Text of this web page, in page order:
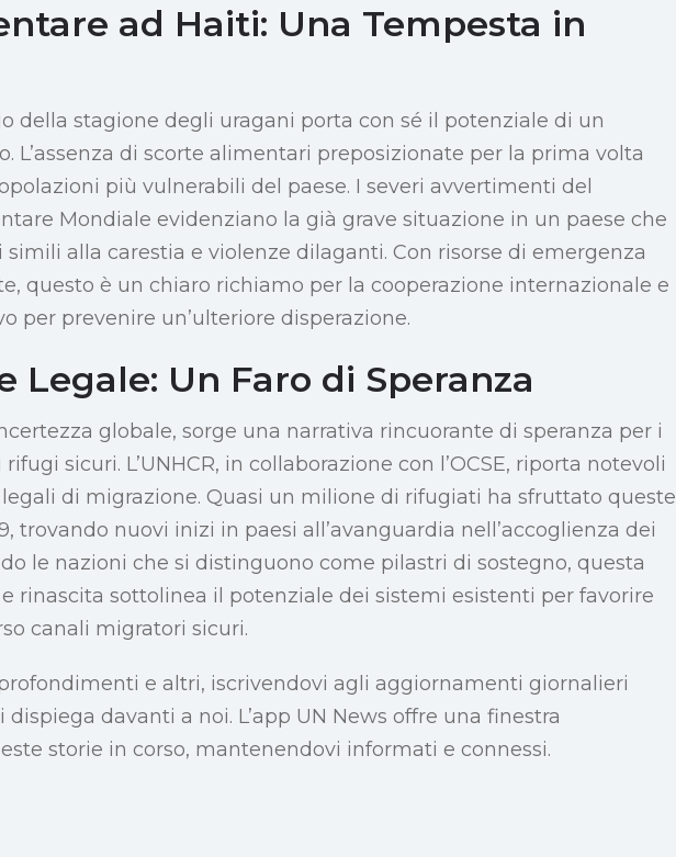
ad Haiti: Una Tempesta in
della stagione degli uragani porta con sé il potenziale di un
L’assenza di scorte alimentari preposizionate per la prima volta
più vulnerabili del paese. I severi avvertimenti del
Mondiale evidenziano la già grave situazione in un paese che
alla carestia e violenze dilaganti. Con risorse di emergenza
questo è un chiaro richiamo per la cooperazione internazionale e
per prevenire un’ulteriore disperazione.
Legale: Un Faro di Speranza
globale, sorge una narrativa rincuorante di speranza per i
sicuri. L’UNHCR, in collaborazione con l’OCSE, riporta notevoli
di migrazione. Quasi un milione di rifugiati ha sfruttato queste
trovando nuovi inizi in paesi all’avanguardia nell’accoglienza dei
le nazioni che si distinguono come pilastri di sostegno, questa
rinascita sottolinea il potenziale dei sistemi esistenti per favorire
canali migratori sicuri.
e altri, iscrivendovi agli aggiornamenti giornalieri
davanti a noi. L’app UN News offre una finestra
storie in corso, mantenendovi informati e connessi.